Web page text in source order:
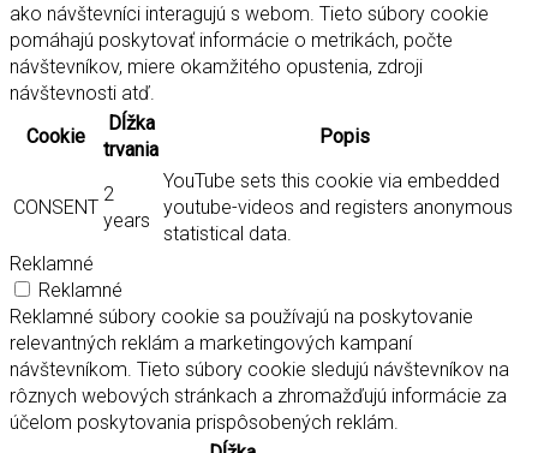
ako návštevníci interagujú s webom. Tieto súbory cookie
pomáhajú poskytovať informácie o metrikách, počte
návštevníkov, miere okamžitého opustenia, zdroji
návštevnosti atď.
Cookie
Dĺžka
trvania
Popis
CONSENT
2
years
YouTube sets this cookie via embedded
youtube-videos and registers anonymous
statistical data.
Reklamné
Reklamné
Reklamné súbory cookie sa používajú na poskytovanie
relevantných reklám a marketingových kampaní
návštevníkom. Tieto súbory cookie sledujú návštevníkov na
rôznych webových stránkach a zhromažďujú informácie za
účelom poskytovania prispôsobených reklám.